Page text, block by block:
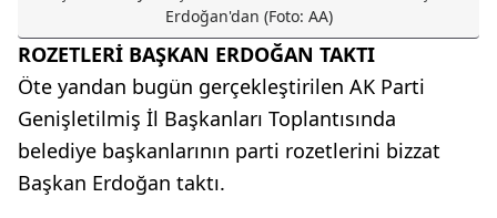
Erdoğan'dan (Foto: AA)
ROZETLERİ BAŞKAN ERDOĞAN TAKTI
Öte yandan bugün gerçekleştirilen AK Parti
Genişletilmiş İl Başkanları Toplantısında
belediye başkanlarının parti rozetlerini bizzat
Başkan Erdoğan taktı.